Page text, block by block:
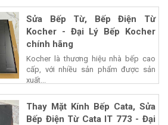
Sửa Bếp Từ, Bếp Điện Từ
Kocher - Đại Lý Bếp Kocher
chính hãng
Kocher là thương hiệu nhà bếp cao
cấp, với nhiều sản phẩm được sản
xuất...
Thay Mặt Kính Bếp Cata, Sửa
Bếp Điện Từ Cata IT 773 - Đại